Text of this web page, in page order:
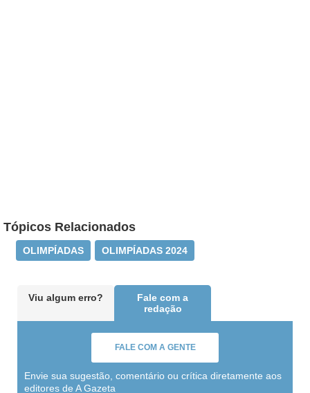
Tópicos Relacionados
OLIMPÍADAS OLIMPÍADAS 2024
Viu algum erro?
Fale com a
redação
FALE COM A GENTE
Envie sua sugestão, comentário ou crítica diretamente aos
editores de A Gazeta